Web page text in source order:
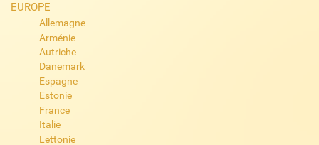
EUROPE
Allemagne
Arménie
Autriche
Danemark
Espagne
Estonie
France
Italie
Lettonie